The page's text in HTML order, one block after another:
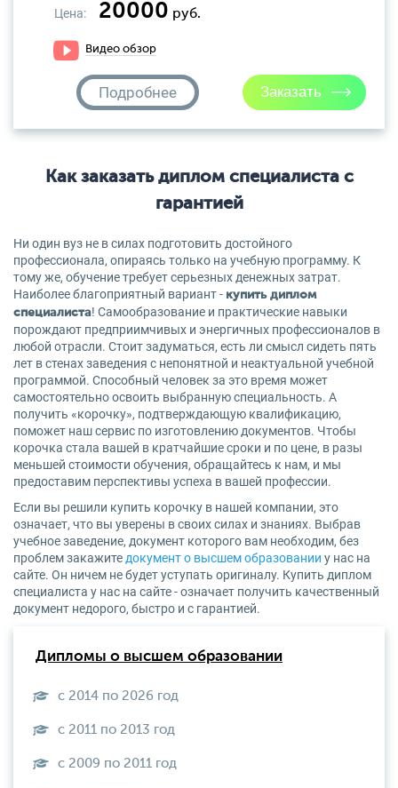
Цена: 20000 руб.
Видео обзор
Подробнее
Как заказать диплом специалиста с
гарантией
Ни один вуз не в силах подготовить достойного
профессионала, опираясь только на учебную программу. К
тому же, обучение требует серьезных денежных затрат.
Наиболее благоприятный вариант - купить диплом
специалиста! Самообразование и практические навыки
порождают предприимчивых и энергичных профессионалов в
любой отрасли. Стоит задуматься, есть ли смысл сидеть пять
лет в стенах заведения с непонятной и неактуальной учебной
программой. Способный человек за это время может
самостоятельно освоить выбранную специальность. А
получить «корочку», подтверждающую квалификацию,
поможет наш сервис по изготовлению документов. Чтобы
корочка стала вашей в кратчайшие сроки и по цене, в разы
меньшей стоимости обучения, обращайтесь к нам, и мы
предоставим перспективы успеха в вашей профессии.
Если вы решили купить корочку в нашей компании, это
означает, что вы уверены в своих силах и знаниях. Выбрав
учебное заведение, документ которого вам необходим, без
проблем закажите документ о высшем образовании у нас на
сайте. Он ничем не будет уступать оригиналу. Купить диплом
специалиста у нас на сайте - означает получить качественный
документ недорого, быстро и с гарантией.
Дипломы о высшем образовании
с 2014 по 2026 год
с 2011 по 2013 год
с 2009 по 2011 год